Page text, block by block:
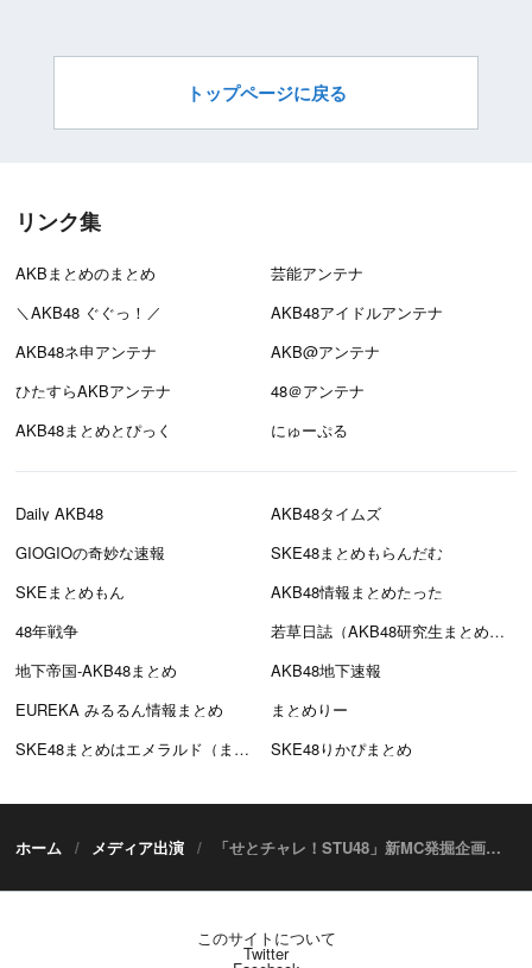
トップページに戻る
リンク集
AKBまとめのまとめ
芸能アンテナ
＼AKB48 ぐぐっ！／
AKB48アイドルアンテナ
AKB48ネ申アンテナ
AKB@アンテナ
ひたすらAKBアンテナ
48＠アンテナ
AKB48まとめとぴっく
にゅーぷる
Daily AKB48
AKB48タイムズ
GIOGIOの奇妙な速報
SKE48まとめもらんだむ
SKEまとめもん
AKB48情報まとめたった
48年戦争
若草日誌（AKB48研究生まとめブログ）
地下帝国-AKB48まとめ
AKB48地下速報
EUREKA みるるん情報まとめ
まとめりー
SKE48まとめはエメラルド（まとえめ）
SKE48りかぴまとめ
ホーム メディア出演 「せとチャレ！STU48」新MC発掘企画！全員自宅から参戦！初めてのリモートロケ！
このサイトについて
Twitter